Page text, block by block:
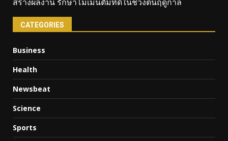
CATEGORIES
Business
Health
Newsbeat
Science
Sports